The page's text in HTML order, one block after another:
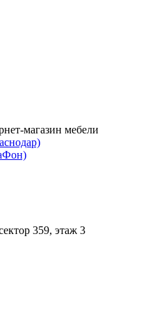
магазин мебели
359, этаж 3